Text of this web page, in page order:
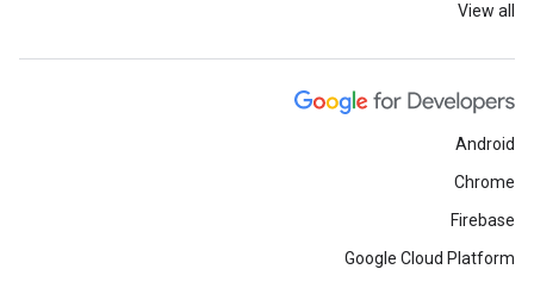
View all
Android
Chrome
Firebase
Google Cloud Platform